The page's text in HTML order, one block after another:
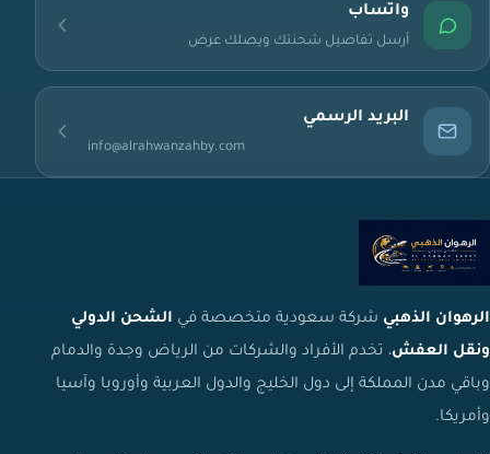
واتساب
أرسل تفاصيل شحنتك ويصلك عرض
البريد الرسمي
info@alrahwanzahby.com
الرهوان الذهبي شركة سعودية متخصصة في الشحن الدولي
ونقل العفش، تخدم الأفراد والشركات من الرياض وجدة والدمام
وباقي مدن المملكة إلى دول الخليج والدول العربية وأوروبا وآسيا
وأمريكا.